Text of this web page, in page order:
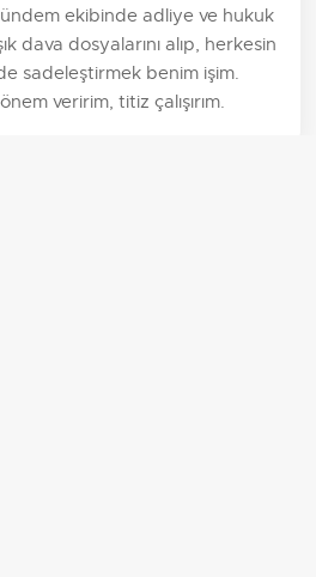
ekibinde adliye ve hukuk
dava dosyalarını alıp, herkesin
sadeleştirmek benim işim.
veririm, titiz çalışırım.